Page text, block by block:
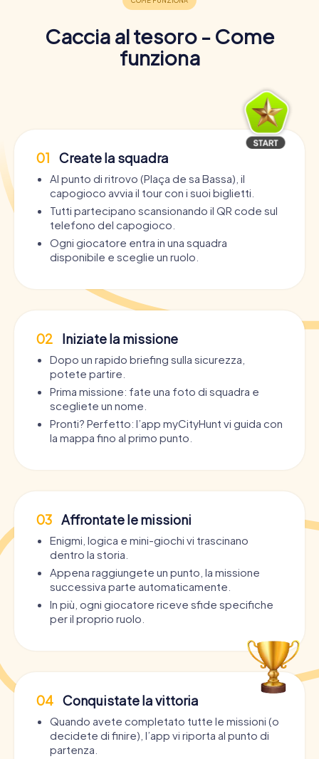
Caccia al tesoro - Come
funziona
01 Create la squadra
Al punto di ritrovo (Plaça de sa Bassa), il
capogioco avvia il tour con i suoi biglietti.
Tutti partecipano scansionando il QR code sul
telefono del capogioco.
Ogni giocatore entra in una squadra
disponibile e sceglie un ruolo.
02 Iniziate la missione
Dopo un rapido briefing sulla sicurezza,
potete partire.
Prima missione: fate una foto di squadra e
scegliete un nome.
Pronti? Perfetto: l’app myCityHunt vi guida con
la mappa fino al primo punto.
03 Affrontate le missioni
Enigmi, logica e mini-giochi vi trascinano
dentro la storia.
Appena raggiungete un punto, la missione
successiva parte automaticamente.
In più, ogni giocatore riceve sfide specifiche
per il proprio ruolo.
04 Conquistate la vittoria
Quando avete completato tutte le missioni (o
decidete di finire), l’app vi riporta al punto di
partenza.